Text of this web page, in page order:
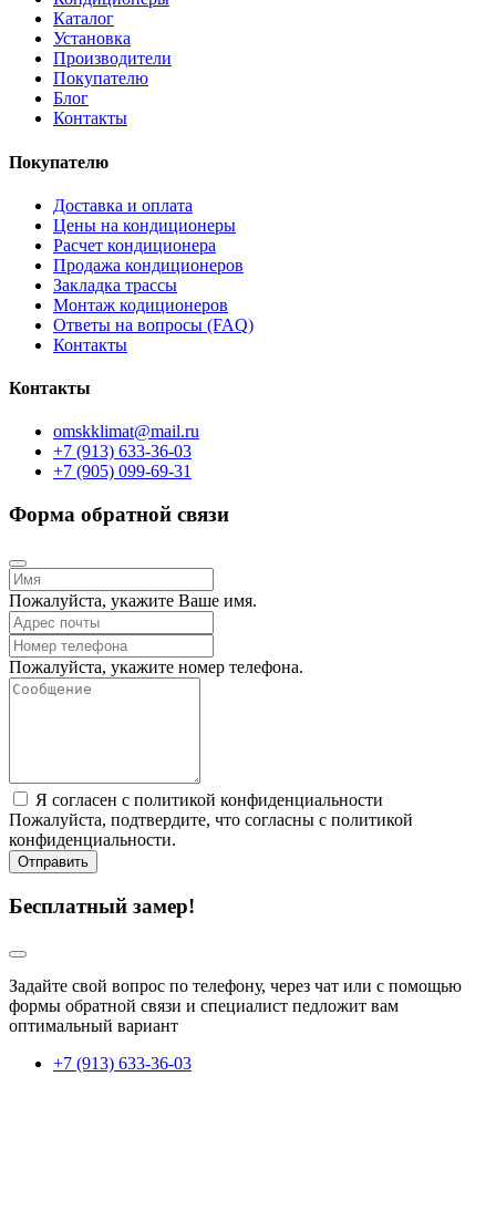
Каталог
Установка
Производители
Покупателю
Блог
Контакты
Покупателю
Доставка и оплата
Цены на кондиционеры
Расчет кондиционера
Продажа кондиционеров
Закладка трассы
Монтаж кодиционеров
Ответы на вопросы (FAQ)
Контакты
Контакты
omskklimat@mail.ru
+7 (913) 633-36-03
+7 (905) 099-69-31
Форма обратной связи
Пожалуйста, укажите Ваше имя.
Пожалуйста, укажите номер телефона.
Я согласен с политикой конфиденциальности
Пожалуйста, подтвердите, что согласны с политикой
конфиденциальности.
Отправить
Бесплатный замер!
Задайте свой вопрос по телефону, через чат или с помощью
формы обратной связи и специалист педложит вам
оптимальный вариант
+7 (913) 633-36-03